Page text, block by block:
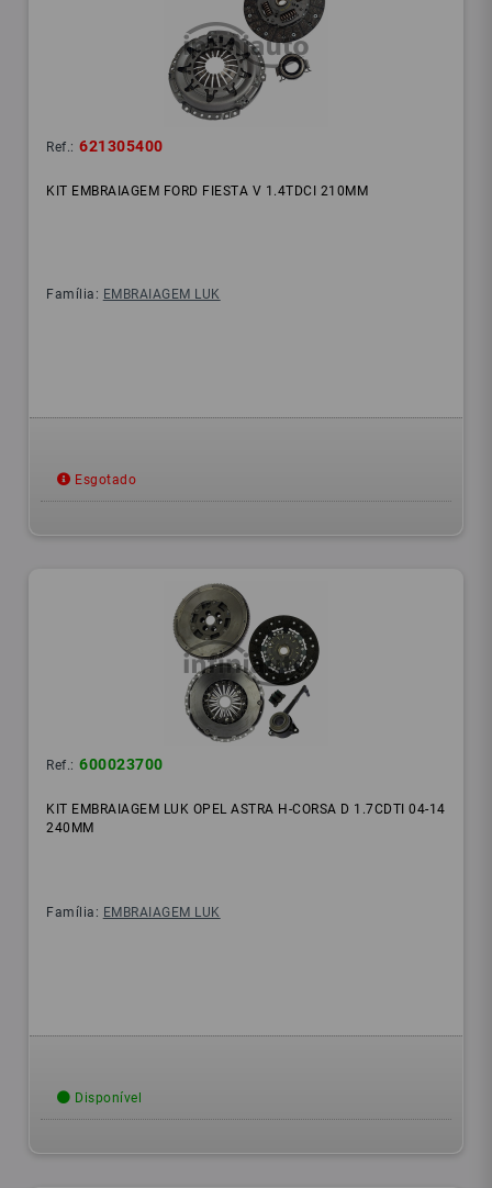
Ref.: 621305400
KIT EMBRAIAGEM FORD FIESTA V 1.4TDCI 210MM
Família: EMBRAIAGEM LUK
Esgotado
Ref.: 600023700
KIT EMBRAIAGEM LUK OPEL ASTRA H-CORSA D 1.7CDTI 04-14
240MM
Família: EMBRAIAGEM LUK
Disponível